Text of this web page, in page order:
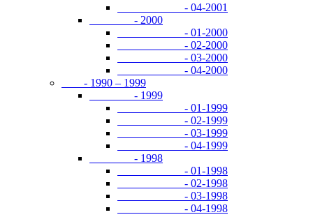
- 04-2001
- 2000
- 01-2000
- 02-2000
- 03-2000
- 04-2000
- 1990 – 1999
- 1999
- 01-1999
- 02-1999
- 03-1999
- 04-1999
- 1998
- 01-1998
- 02-1998
- 03-1998
- 04-1998